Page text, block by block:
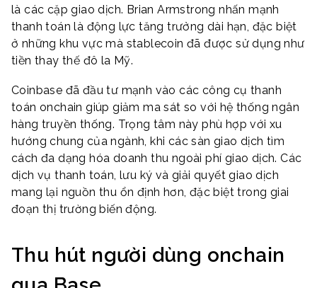
là các cặp giao dịch. Brian Armstrong nhấn mạnh
thanh toán là động lực tăng trưởng dài hạn, đặc biệt
ở những khu vực mà stablecoin đã được sử dụng như
tiền thay thế đô la Mỹ.
Coinbase đã đầu tư mạnh vào các công cụ thanh
toán onchain giúp giảm ma sát so với hệ thống ngân
hàng truyền thống. Trọng tâm này phù hợp với xu
hướng chung của ngành, khi các sàn giao dịch tìm
cách đa dạng hóa doanh thu ngoài phí giao dịch. Các
dịch vụ thanh toán, lưu ký và giải quyết giao dịch
mang lại nguồn thu ổn định hơn, đặc biệt trong giai
đoạn thị trường biến động.
Thu hút người dùng onchain